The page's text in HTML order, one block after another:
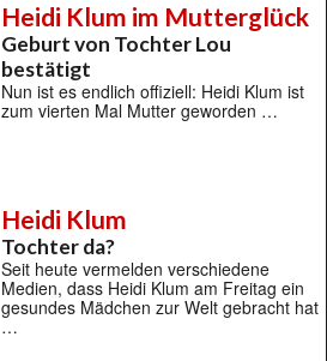
Heidi Klum im Mutterglück
Geburt von Tochter Lou
bestätigt
Nun ist es endlich offiziell: Heidi Klum ist
zum vierten Mal Mutter geworden …
Heidi Klum
Tochter da?
Seit heute vermelden verschiedene
Medien, dass Heidi Klum am Freitag ein
gesundes Mädchen zur Welt gebracht hat
…